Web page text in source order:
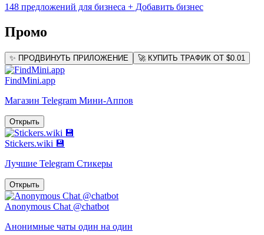
148 предложений для бизнеса + Добавить бизнес
Промо
✨ ПРОДВИНУТЬ ПРИЛОЖЕНИЕ 🚀 КУПИТЬ ТРАФИК ОТ $0.01
FindMini.app
Магазин Telegram Мини-Аппов
Открыть
Stickers.wiki 💾
Лучшие Telegram Стикеры
Открыть
Anonymous Chat @chatbot
Анонимные чаты один на один